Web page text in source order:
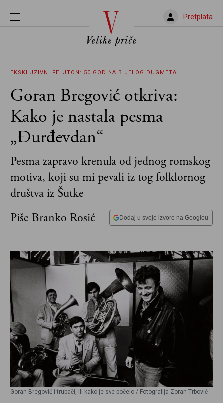
Pretplata
EKSKLUZIVNI FELJTON: 50 GODINA BIJELOG DUGMETA
Goran Bregović otkriva:
Kako je nastala pesma
„Đurđevdan“
Pesma zapravo krenula od jednog romskog
motiva, koji su mi pevali iz tog folklornog
društva iz Šutke
Piše Branko Rosić
Dodaj u svoje izvore na Googleu
Goran Bregović i trubači, ili kako je sve počelo / Fotografija Zoran Trbović